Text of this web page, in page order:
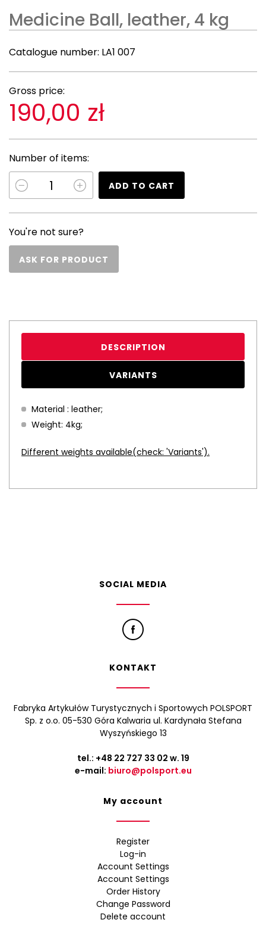
Medicine Ball, leather, 4 kg
Catalogue number: LA1 007
Gross price:
190,00 zł
Number of items:
ADD TO CART
You're not sure?
ASK FOR PRODUCT
DESCRIPTION
VARIANTS
Material : leather;
Weight: 4kg;
Different weights available(check: 'Variants').
SOCIAL MEDIA
KONTAKT
Fabryka Artykułów Turystycznych i Sportowych POLSPORT
Sp. z o.o. 05-530 Góra Kalwaria ul. Kardynała Stefana
Wyszyńskiego 13
tel.: +48 22 727 33 02 w. 19
e-mail: biuro@polsport.eu
My account
Register
Log-in
Account Settings
Account Settings
Order History
Change Password
Delete account